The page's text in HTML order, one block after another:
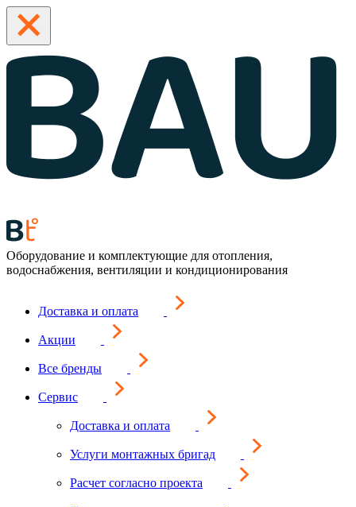
Оборудование и комплектующие для отопления,
водоснабжения, вентиляции и кондиционирования
Доставка и оплата
Акции
Все бренды
Сервис
Доставка и оплата
Услуги монтажных бригад
Расчет согласно проекта